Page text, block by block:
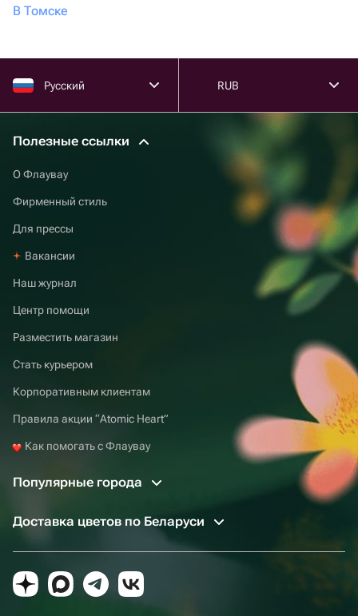
В Томске
Русский RUB
Полезные ссылки
О Флаувау
Фирменный стиль
Для прессы
Вакансии
Наш журнал
Центр помощи
Разместить магазин
Стать курьером
Корпоративным клиентам
Правила акции “Atomic Heart”
Как помогать с Флаувау
Популярные города
Доставка цветов по Беларуси